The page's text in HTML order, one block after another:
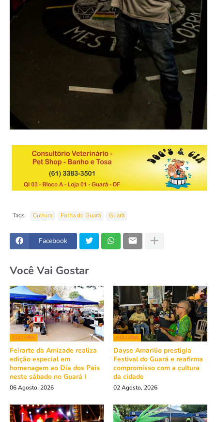
Tags Cultura Folha do Guará Guará
Facebook
Você Vai Gostar
CULTURA
Feirarte da Amizade realiza
edição especial em
homenagem ao Dia dos Pais
neste sábado no Guará I
06 Agosto, 2026
CULTURA
Dayse Amarilio prestigia
Festival do Guará e reafirma
compromisso com a cultura
da cidade
02 Agosto, 2026